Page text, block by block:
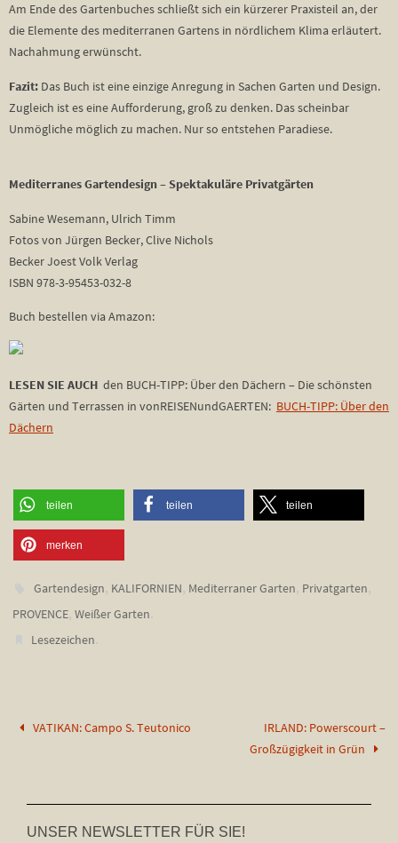
Am Ende des Gartenbuches schließt sich ein kürzerer Praxisteil an, der
die Elemente des mediterranen Gartens in nördlichem Klima erläutert.
Nachahmung erwünscht.
Fazit: Das Buch ist eine einzige Anregung in Sachen Garten und Design.
Zugleich ist es eine Aufforderung, groß zu denken. Das scheinbar
Unmögliche möglich zu machen. Nur so entstehen Paradiese.
Mediterranes Gartendesign – Spektakuläre Privatgärten
Sabine Wesemann, Ulrich Timm
Fotos von Jürgen Becker, Clive Nichols
Becker Joest Volk Verlag
ISBN 978-3-95453-032-8
Buch bestellen via Amazon:
LESEN SIE AUCH den BUCH-TIPP: Über den Dächern – Die schönsten
Gärten und Terrassen in vonREISENundGAERTEN: BUCH-TIPP: Über den
Dächern
teilen teilen teilen
merken
Gartendesign KALIFORNIEN Mediterraner Garten Privatgarten
PROVENCE Weißer Garten
Lesezeichen
VATIKAN: Campo S. Teutonico
IRLAND: Powerscourt –
Großzügigkeit in Grün
UNSER NEWSLETTER FÜR SIE!